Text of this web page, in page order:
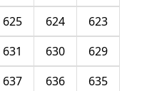
623
624
625
629
630
631
635
636
637